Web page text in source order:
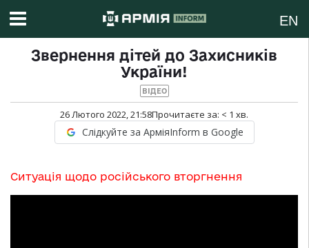
EN
Звернення дітей до Захисників
України!
ВІДЕО
26 Лютого 2022, 21:58Прочитаєте за: < 1 хв.
Слідкуйте за АрміяInform в Google
Ситуація щодо російського вторгнення